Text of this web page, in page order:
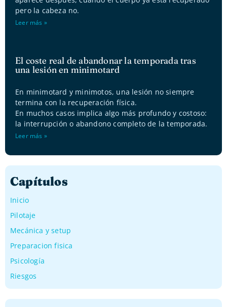
pero la cabeza no.
Leer más »
El coste real de abandonar la temporada tras
una lesión en minimotard
En minimotard y minimotos, una lesión no siempre
termina con la recuperación física.
En muchos casos implica algo más profundo y costoso:
la interrupción o abandono completo de la temporada.
Leer más »
Capítulos
Inicio
Pilotaje
Mecánica y setup
Preparacion fisica
Psicología
Riesgos